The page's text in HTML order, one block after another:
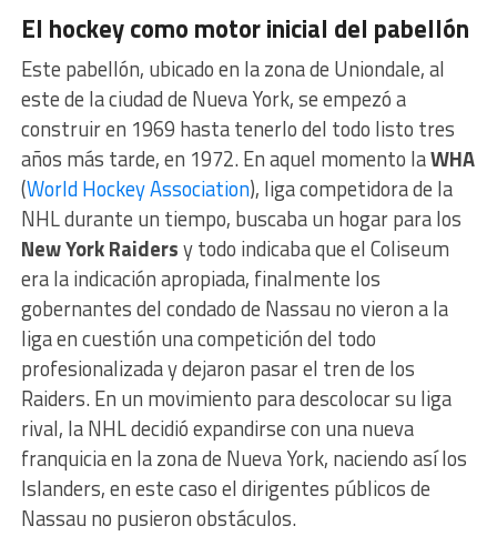
El hockey como motor inicial del pabellón
Este pabellón, ubicado en la zona de Uniondale, al
este de la ciudad de Nueva York, se empezó a
construir en 1969 hasta tenerlo del todo listo tres
años más tarde, en 1972. En aquel momento laWHA
(World Hockey Association), liga competidora de la
NHL durante un tiempo, buscaba un hogar para los
New York Raidersy todo indicaba que el Coliseum
era la indicación apropiada, finalmente los
gobernantes del condado de Nassau no vieron a la
liga en cuestión una competición del todo
profesionalizada y dejaron pasar el tren de los
Raiders. En un movimiento para descolocar su liga
rival, la NHL decidió expandirse con una nueva
franquicia en la zona de Nueva York, naciendo así los
Islanders, en este caso el dirigentes públicos de
Nassau no pusieron obstáculos.